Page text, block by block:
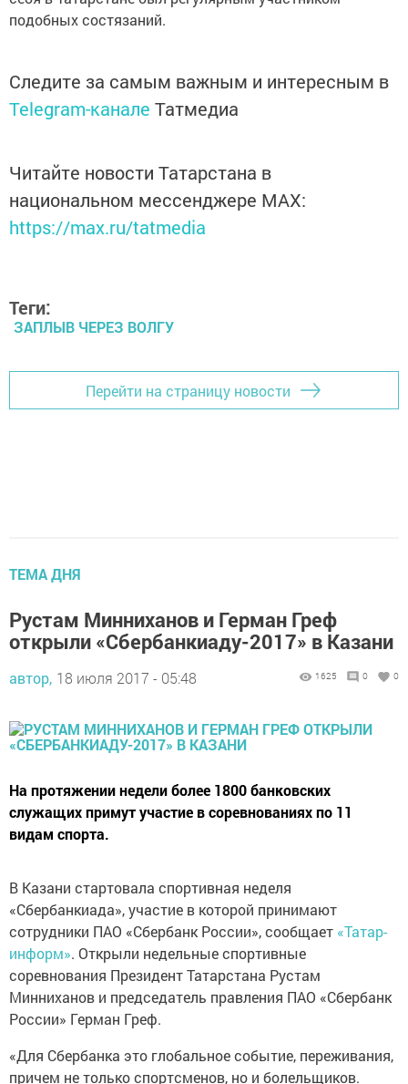
подобных состязаний.
Следите за самым важным и интересным в
Telegram-канале Татмедиа
Читайте новости Татарстана в
национальном мессенджере MАХ:
https://max.ru/tatmedia
Теги:
ЗАПЛЫВ ЧЕРЕЗ ВОЛГУ
Перейти на страницу новости
ТЕМА ДНЯ
Рустам Минниханов и Герман Греф
открыли «Сбербанкиаду-2017» в Казани
автор, 18 июля 2017 - 05:48 1625 0 0
На протяжении недели более 1800 банковских
служащих примут участие в соревнованиях по 11
видам спорта.
В Казани стартовала спортивная неделя
«Сбербанкиада», участие в которой принимают
сотрудники ПАО «Сбербанк России», сообщает «Татар-
информ». Открыли недельные спортивные
соревнования Президент Татарстана Рустам
Минниханов и председатель правления ПАО «Сбербанк
России» Герман Греф.
«Для Сбербанка это глобальное событие, переживания,
причем не только спортсменов, но и болельщиков.